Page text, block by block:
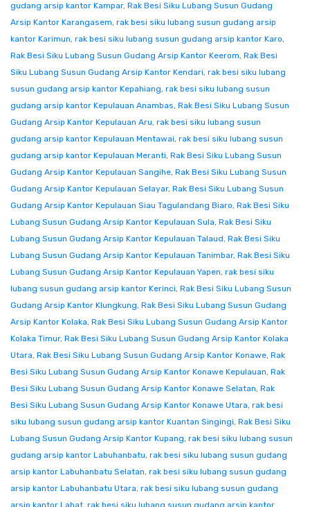
gudang arsip kantor Kampar, Rak Besi Siku Lubang Susun Gudang
Arsip Kantor Karangasem, rak besi siku lubang susun gudang arsip
kantor Karimun, rak besi siku lubang susun gudang arsip kantor Karo,
Rak Besi Siku Lubang Susun Gudang Arsip Kantor Keerom, Rak Besi
Siku Lubang Susun Gudang Arsip Kantor Kendari, rak besi siku lubang
susun gudang arsip kantor Kepahiang, rak besi siku lubang susun
gudang arsip kantor Kepulauan Anambas, Rak Besi Siku Lubang Susun
Gudang Arsip Kantor Kepulauan Aru, rak besi siku lubang susun
gudang arsip kantor Kepulauan Mentawai, rak besi siku lubang susun
gudang arsip kantor Kepulauan Meranti, Rak Besi Siku Lubang Susun
Gudang Arsip Kantor Kepulauan Sangihe, Rak Besi Siku Lubang Susun
Gudang Arsip Kantor Kepulauan Selayar, Rak Besi Siku Lubang Susun
Gudang Arsip Kantor Kepulauan Siau Tagulandang Biaro, Rak Besi Siku
Lubang Susun Gudang Arsip Kantor Kepulauan Sula, Rak Besi Siku
Lubang Susun Gudang Arsip Kantor Kepulauan Talaud, Rak Besi Siku
Lubang Susun Gudang Arsip Kantor Kepulauan Tanimbar, Rak Besi Siku
Lubang Susun Gudang Arsip Kantor Kepulauan Yapen, rak besi siku
lubang susun gudang arsip kantor Kerinci, Rak Besi Siku Lubang Susun
Gudang Arsip Kantor Klungkung, Rak Besi Siku Lubang Susun Gudang
Arsip Kantor Kolaka, Rak Besi Siku Lubang Susun Gudang Arsip Kantor
Kolaka Timur, Rak Besi Siku Lubang Susun Gudang Arsip Kantor Kolaka
Utara, Rak Besi Siku Lubang Susun Gudang Arsip Kantor Konawe, Rak
Besi Siku Lubang Susun Gudang Arsip Kantor Konawe Kepulauan, Rak
Besi Siku Lubang Susun Gudang Arsip Kantor Konawe Selatan, Rak
Besi Siku Lubang Susun Gudang Arsip Kantor Konawe Utara, rak besi
siku lubang susun gudang arsip kantor Kuantan Singingi, Rak Besi Siku
Lubang Susun Gudang Arsip Kantor Kupang, rak besi siku lubang susun
gudang arsip kantor Labuhanbatu, rak besi siku lubang susun gudang
arsip kantor Labuhanbatu Selatan, rak besi siku lubang susun gudang
arsip kantor Labuhanbatu Utara, rak besi siku lubang susun gudang
arsip kantor Lahat, rak besi siku lubang susun gudang arsip kantor